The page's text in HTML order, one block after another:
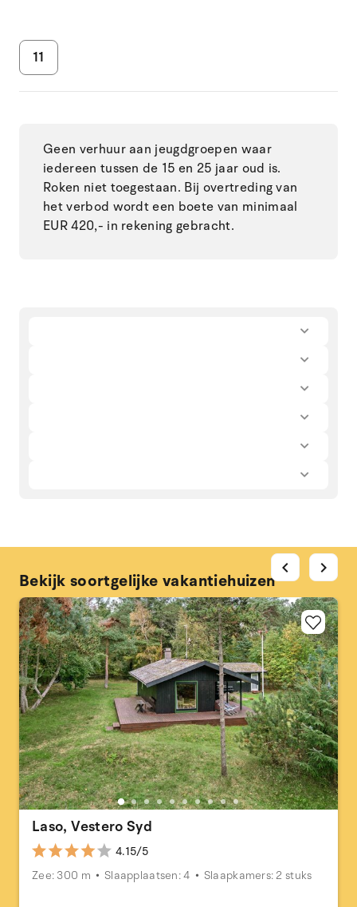
11
Geen verhuur aan jeugdgroepen waar
iedereen tussen de 15 en 25 jaar oud is.
Roken niet toegestaan. Bij overtreding van
het verbod wordt een boete van minimaal
EUR 420,- in rekening gebracht.
Bekijk soortgelijke vakantiehuizen
Laso, Vestero Syd
4.15/5
Zee: 300 m
Slaapplaatsen: 4 Slaapkamers: 2 stuks
chevron_left chevron_right